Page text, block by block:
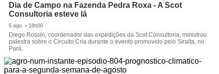
Dia de Campo na Fazenda Pedra Roxa - A Scot
Consultoria esteve lá
5 ago. • 18h00
Diego Rossin, coordenador das expedições da Scot Consultoria, ministrou
palestra sobre o Circuito Cria durante o evento promovido pelo Siralta, no
Pará.